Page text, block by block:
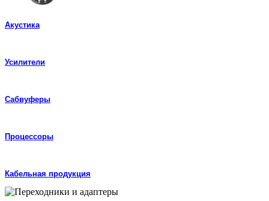
Акустика
Усилители
Сабвуферы
Процессоры
Кабельная продукция